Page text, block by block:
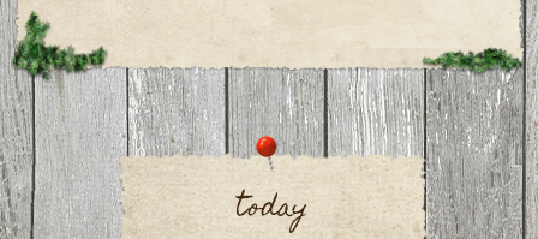
today